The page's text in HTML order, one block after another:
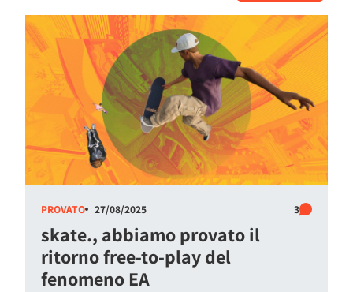
PROVATO 27/08/2025 3
skate., abbiamo provato il
ritorno free-to-play del
fenomeno EA